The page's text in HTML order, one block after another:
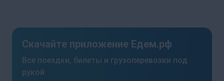
Скачайте приложение Едем.рф
Все поездки, билеты и грузоперевозки под
рукой